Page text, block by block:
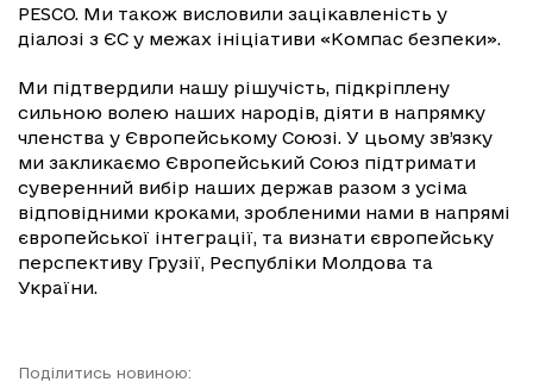
PESCO. Ми також висловили зацікавленість у
діалозі з ЄС у межах ініціативи «Компас безпеки».
Ми підтвердили нашу рішучість, підкріплену
сильною волею наших народів, діяти в напрямку
членства у Європейському Союзі. У цьому зв’язку
ми закликаємо Європейський Союз підтримати
суверенний вибір наших держав разом з усіма
відповідними кроками, зробленими нами в напрямі
європейської інтеграції, та визнати європейську
перспективу Грузії, Республіки Молдова та
України.
Поділитись новиною: